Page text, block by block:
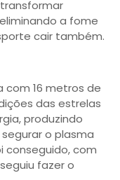
a fome
cair também.
com 16 metros de
das estrelas
produzindo
o plasma
conseguido, com
fazer o